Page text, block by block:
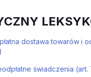
dostawa towarów i
świadczenia